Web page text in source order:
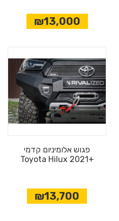
₪13,000
פגוש אלומיניום קדמי
+Toyota Hilux 2021
₪13,700